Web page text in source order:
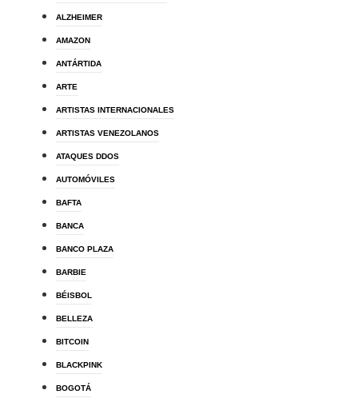
ALZHEIMER
AMAZON
ANTÁRTIDA
ARTE
ARTISTAS INTERNACIONALES
ARTISTAS VENEZOLANOS
ATAQUES DDOS
AUTOMÓVILES
BAFTA
BANCA
BANCO PLAZA
BARBIE
BÉISBOL
BELLEZA
BITCOIN
BLACKPINK
BOGOTÁ